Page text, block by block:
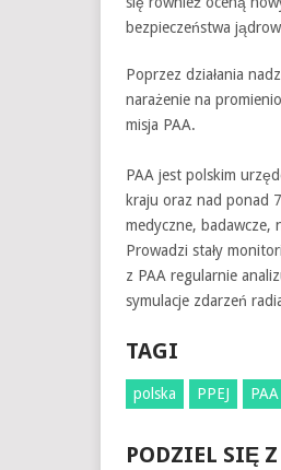
bezpieczeństwa
Poprzez działania
narażenie na
misja PAA.
PAA jest polskim
kraju oraz nad ponad
medyczne, badawcze,
Prowadzi stały
z PAA regularnie
symulacje zdarzeń
TAGI
polska PPEJ PAA
PODZIEL SIĘ